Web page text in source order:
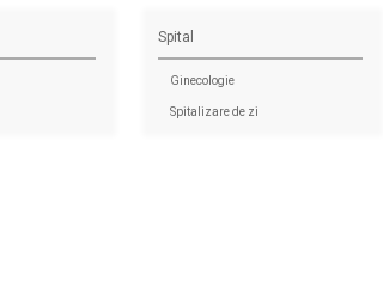
Spital
Ginecologie
Spitalizare de zi